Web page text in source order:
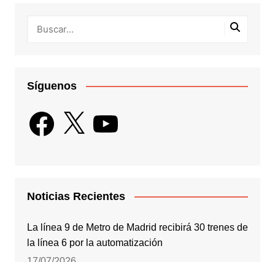
Síguenos
Facebook
X YouTube
Noticias Recientes
La línea 9 de Metro de Madrid recibirá 30 trenes de
la línea 6 por la automatización